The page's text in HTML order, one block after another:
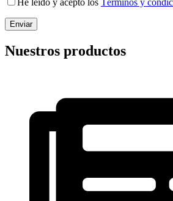
He leído y acepto los Términos y
Nuestros productos